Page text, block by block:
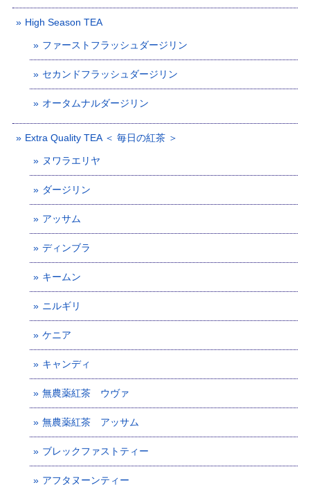
High Season TEA
ファーストフラッシュダージリン
セカンドフラッシュダージリン
オータムナルダージリン
Extra Quality TEA ＜ 毎日の紅茶 ＞
ヌワラエリヤ
ダージリン
アッサム
ディンブラ
キームン
ニルギリ
ケニア
キャンディ
無農薬紅茶 ウヴァ
無農薬紅茶 アッサム
ブレックファストティー
アフタヌーンティー